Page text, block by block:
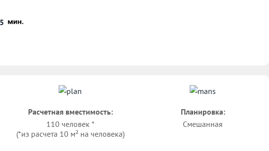
Расчетная вместимость:
110 человек *
(*из расчета 10 м² на человека)
Планировка:
Смешанная